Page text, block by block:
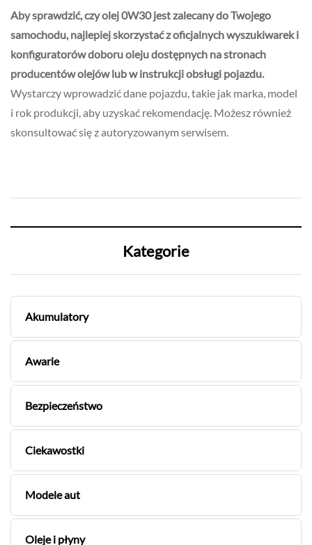
Aby sprawdzić, czy olej 0W30 jest zalecany do Twojego
samochodu, najlepiej skorzystać z oficjalnych wyszukiwarek i
konfiguratorów doboru oleju dostępnych na stronach
producentów olejów lub w instrukcji obsługi pojazdu.
Wystarczy wprowadzić dane pojazdu, takie jak marka, model
i rok produkcji, aby uzyskać rekomendację. Możesz również
skonsultować się z autoryzowanym serwisem.
Kategorie
Akumulatory
Awarie
Bezpieczeństwo
Ciekawostki
Modele aut
Oleje i płyny